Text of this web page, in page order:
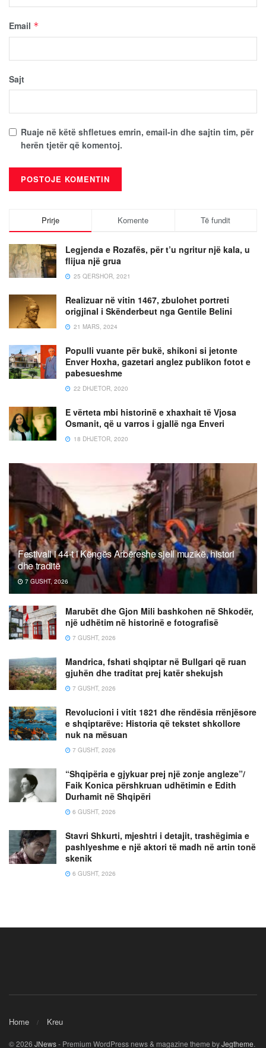
Email *
Sajt
Ruaje në këtë shfletues emrin, email-in dhe sajtin tim, për
herën tjetër që komentoj.
Prirje Komente Të fundit
Legjenda e Rozafës, për t’u ngritur një kala, u
flijua një grua
25 QERSHOR, 2021
Realizuar në vitin 1467, zbulohet portreti
origjinal i Skënderbeut nga Gentile Belini
21 MARS, 2024
Populli vuante për bukë, shikoni si jetonte
Enver Hoxha, gazetari anglez publikon fotot e
pabesueshme
22 DHJETOR, 2020
E vërteta mbi historinë e xhaxhait të Vjosa
Osmanit, që u varros i gjallë nga Enveri
18 DHJETOR, 2020
Festivali i 44-t i Këngës Arbëreshe sjell muzikë, histori
dhe traditë
7 GUSHT, 2026
Marubët dhe Gjon Mili bashkohen në Shkodër,
një udhëtim në historinë e fotografisë
7 GUSHT, 2026
Mandrica, fshati shqiptar në Bullgari që ruan
gjuhën dhe traditat prej katër shekujsh
7 GUSHT, 2026
Revolucioni i vitit 1821 dhe rëndësia rrënjësore
e shqiptarëve: Historia që tekstet shkollore
nuk na mësuan
7 GUSHT, 2026
“Shqipëria e gjykuar prej një zonje angleze”/
Faik Konica përshkruan udhëtimin e Edith
Durhamit në Shqipëri
6 GUSHT, 2026
Stavri Shkurti, mjeshtri i detajit, trashëgimia e
pashlyeshme e një aktori të madh në artin tonë
skenik
6 GUSHT, 2026
Home Kreu
© 2026 JNews- Premium WordPress news & magazine theme byJegtheme.